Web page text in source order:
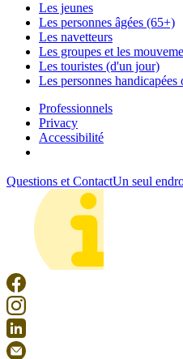
Les jeunes
Les personnes âgées (65+)
Les navetteurs
Les groupes et les
Les touristes (d'un jour)
Les personnes handicapées
Professionnels
Privacy
Accessibilité
Questions et ContactUn seul